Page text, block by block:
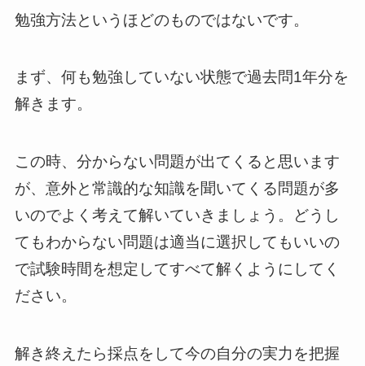
勉強方法というほどのものではないです。
まず、何も勉強していない状態で過去問1年分を
解きます。
この時、分からない問題が出てくると思います
が、意外と常識的な知識を聞いてくる問題が多
いのでよく考えて解いていきましょう。どうし
てもわからない問題は適当に選択してもいいの
で試験時間を想定してすべて解くようにしてく
ださい。
解き終えたら採点をして今の自分の実力を把握